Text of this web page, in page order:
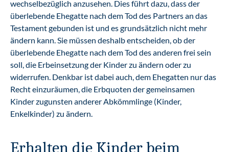
wechselbezüglich anzusehen. Dies führt dazu, dass der
überlebende Ehegatte nach dem Tod des Partners an das
Testament gebunden ist und es grundsätzlich nicht mehr
ändern kann. Sie müssen deshalb entscheiden, ob der
überlebende Ehegatte nach dem Tod des anderen frei sein
soll, die Erbeinsetzung der Kinder zu ändern oder zu
widerrufen. Denkbar ist dabei auch, dem Ehegatten nur das
Recht einzuräumen, die Erbquoten der gemeinsamen
Kinder zugunsten anderer Abkömmlinge (Kinder,
Enkelkinder) zu ändern.
Erhalten die Kinder beim